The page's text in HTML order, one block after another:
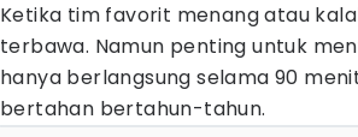
Ketika tim favorit menang atau
terbawa. Namun penting untuk
hanya berlangsung selama 90
bertahan bertahun-tahun.